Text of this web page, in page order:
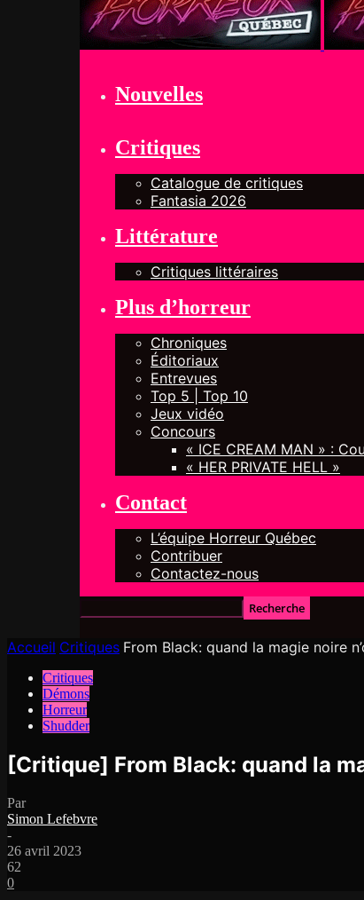
Nouvelles
Critiques
Catalogue de critiques
Fantasia 2026
Littérature
Critiques littéraires
Plus d’horreur
Chroniques
Éditoriaux
Entrevues
Top 5 | Top 10
Jeux vidéo
Concours
« ICE CREAM MAN » :
« HER PRIVATE HELL »
Contact
L’équipe Horreur Québec
Contribuer
Contactez-nous
Accueil Critiques From Black: quand la magie noire
Critiques
Démons
Horreur
Shudder
[Critique] From Black: quand la
Par
Simon Lefebvre
-
26 avril 2023
62
0